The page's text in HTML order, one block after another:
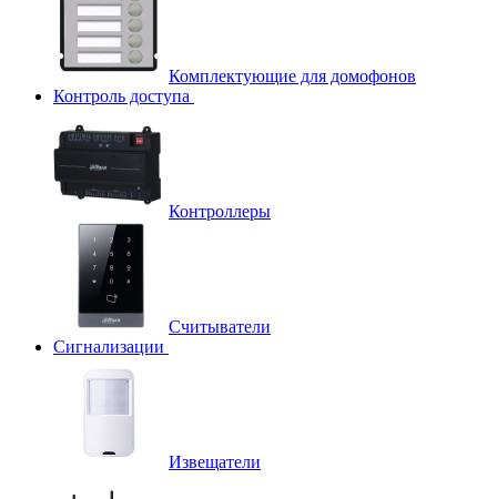
Комплектующие для домофонов
Контроль доступа
Контроллеры
Считыватели
Сигнализации
Извещатели